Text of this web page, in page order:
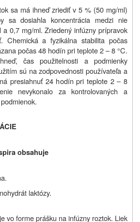
sa má ihneď zriediť v 5 % (50 mg/ml)
sa dosiahla koncentrácia medzi nie
a 0,7 mg/ml. Zriedený infúzny prípravok
Chemická a fyzikálna stabilita počas
počas 48 hodín pri teplote 2 – 8 °C.
čas použitelnosti a podmienky
sú na zodpovednosti používateľa a
presiahnuť 24 hodín pri teplote 2 – 8
nevykonalo za kontrolovaných a
obsahuje
laktózy.
vo forme prášku na infúzny roztok. Liek